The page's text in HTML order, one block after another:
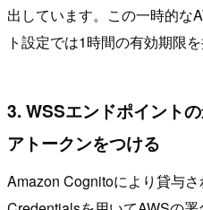
出しています。この一時的な
ト設定では1時間の有効期限を
3. WSSエンドポイント
アトークンをつける
Amazon Cognitoにより貸与